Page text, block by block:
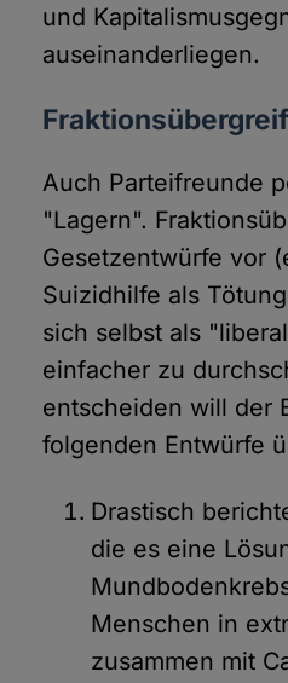
und
auseinanderliegen.
Auch Parteifreunde
"Lagern".
Gesetzentwürfe vor
Suizidhilfe als
sich selbst als
einfacher zu
entscheiden will der
folgenden Entwürfe
Drastisch
die es eine
Menschen in
zusammen mit